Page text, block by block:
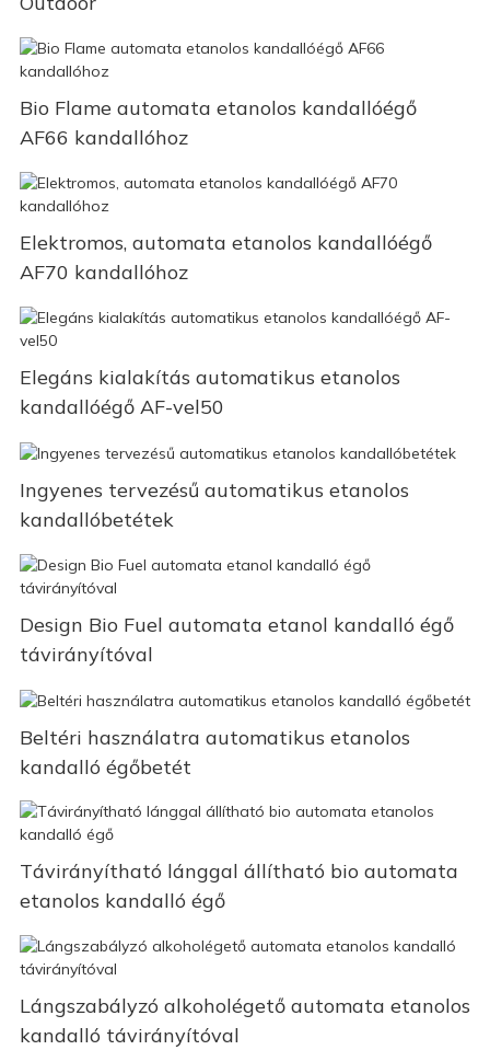
Bio Flame automata etanolos kandallóégő
AF66 kandallóhoz
Elektromos, automata etanolos kandallóégő
AF70 kandallóhoz
Elegáns kialakítás automatikus etanolos
kandallóégő AF-vel50
Ingyenes tervezésű automatikus etanolos
kandallóbetétek
Design Bio Fuel automata etanol kandalló égő
távirányítóval
Beltéri használatra automatikus etanolos
kandalló égőbetét
Távirányítható lánggal állítható bio automata
etanolos kandalló égő
Lángszabályzó alkoholégető automata etanolos
kandalló távirányítóval